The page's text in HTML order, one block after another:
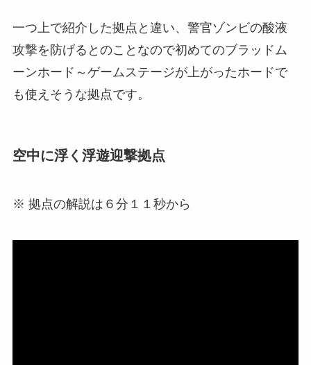
一つ上で紹介した拠点と違い、警官ゾンビの酸液
攻撃を防げるとのことなので初めてのブラッドム
ーンホード～ゲームステージが上がったホードで
も使えそうな拠点です。
空中に浮く浮遊迎撃拠点
※ 拠点の解説は６分１１秒から